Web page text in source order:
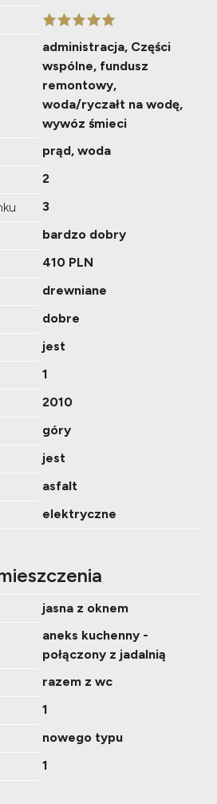
administracja, Części
wspólne, fundusz
remontowy,
woda/ryczałt na wodę,
wywóz śmieci
prąd, woda
2
3
bardzo dobry
410 PLN
drewniane
dobre
jest
1
2010
góry
jest
asfalt
elektryczne
jasna z oknem
aneks kuchenny -
połączony z jadalnią
razem z wc
1
nowego typu
1